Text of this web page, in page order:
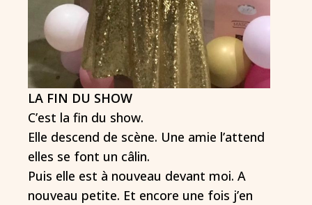
LA FIN DU SHOW
C’est la fin du show.
Elle descend de scène. Une amie l’attend
elles se font un câlin.
Puis elle est à nouveau devant moi. A
nouveau petite. Et encore une fois j’en